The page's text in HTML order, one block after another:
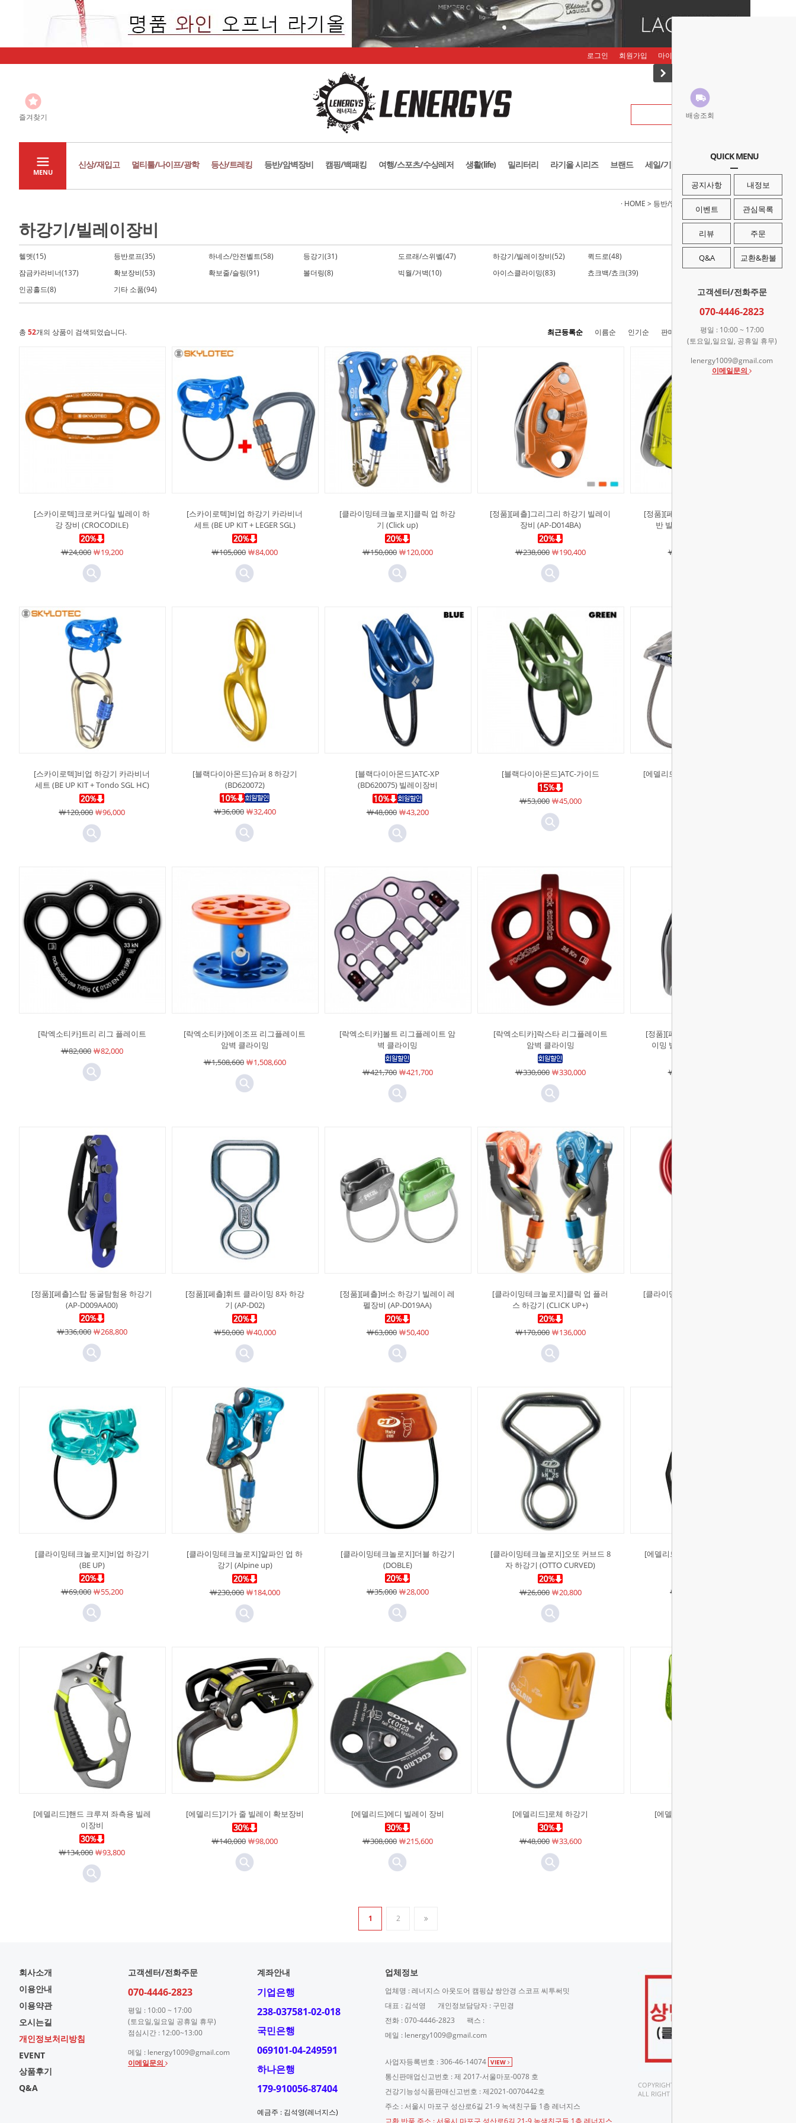
배송조회
QUICK MENU
공지사항 내정보
이벤트 관심목록
리뷰 주문
Q&A 교환&환불
고객센터/전화주문
070-4446-2823
평일 : 10:00 ~ 17:00
(토요일,일요일, 공휴일 휴무)
lenergy1009@gmail.com
이메일문의
로그인 회원가입 마이페이지
즐겨찾기
MENU
신상/재입고 멀티툴/나이프/광학 등산/트레킹 등반/암벽장비 캠핑/백패킹 여행/스포츠/수상레저 생활(life) 밀리터리 라기올 시리즈 브랜드 세일/기획존
· HOME > 등반/암벽장비
하강기/빌레이장비
헬멧(15) 등반로프(35) 하네스/안전벨트(58) 등강기(31) 도르래/스위벨(47) 하강기/빌레이장비(52) 퀵드로(48)
카라비너(81)
잠금카라비너(137)
확보장비(53) 확보줄/슬링(91) 볼더링(8) 빅월/거벽(10) 아이스클라이밍(83) 쵸크백/쵸크(39)
인공홀드(8)
기타 소품(94)
총 52개의 상품이 검색되었습니다. 최근등록순 이름순 인기순 판매순 높은가격순 낮은가격순
[스카이로텍]크로커다일 빌레이 하
강 장비 (CROCODILE)
￦24,000￦19,200
[스카이로텍]비업 하강기 카라비너
세트 (BE UP KIT + LEGER SGL)
￦105,000￦84,000
[클라이밍테크놀로지]클릭 업 하강
기 (Click up)
￦150,000￦120,000
[정품][페츨]그리그리 하강기 빌레이
장비 (AP-D014BA)
￦238,000￦190,400
[정품][페츨]그리그리 + 클라이밍 등
반 빌레이 장비 (AP-D015AA)
￦275,000
[스카이로텍]비업 하강기 카라비너
세트 (BE UP KIT + Tondo SGL HC)
￦120,000￦96,000
[블랙다이아몬드]슈퍼 8 하강기
(BD620072)
￦36,000￦32,400
[블랙다이아몬드]ATC-XP
(BD620075) 빌레이장비
￦48,000￦43,200
[블랙다이아몬드]ATC-가이드
￦53,000￦45,000
[에델리드]메가 줄 하강기 확보기 암
[락엑소티카]트리 리그 플레이트
￦82,000￦82,000
[락엑소티카]에이조프 리그플레이트
암벽 클라이밍
￦1,508,600￦1,508,600
[락엑소티카]볼트 리그플레이트 암
벽 클라이밍
￦421,700￦421,700
[락엑소티카]락스타 리그플레이트
암벽 클라이밍
￦330,000￦330,000
[정품][페츨]네옥스 암장 암벽 클라
이밍 빌레이 장비 (AP-D016AA)
￦324,000
[정품][페츨]스탑 동굴탐험용 하강기
(AP-D009AA00)
￦336,000￦268,800
[정품][페츨]휘트 클라이밍 8자 하강
기 (AP-D02)
￦50,000￦40,000
[정품][페츨]버소 하강기 빌레이 레
펠장비 (AP-D019AA)
￦63,000￦50,400
[클라이밍테크놀로지]클릭 업 플러
스 하강기 (CLICK UP+)
￦170,000￦136,000
[클라이밍테크놀로지]오또 8자 하강
[클라이밍테크놀로지]비업 하강기
(BE UP)
￦69,000￦55,200
[클라이밍테크놀로지]알파인 업 하
강기 (Alpine up)
￦230,000￦184,000
[클라이밍테크놀로지]더블 하강기
(DOBLE)
￦35,000￦28,000
[클라이밍테크놀로지]오또 커브드 8
자 하강기 (OTTO CURVED)
￦26,000￦20,800
[에델리드]핸드 크루져 우측용 빌레
￦134,000
[에델리드]핸드 크루져 좌측용 빌레
이장비
￦134,000￦93,800
[에델리드]기가 줄 빌레이 확보장비
￦140,000￦98,000
[에델리드]에디 빌레이 장비
￦308,000￦215,600
[에델리드]로체 하강기
￦48,000￦33,600
[에델리드]한니발 8자 하강기
1 2
회사소개
이용안내
이용약관
오시는길
개인정보처리방침
EVENT
상품후기
Q&A
고객센터/전화주문
070-4446-2823
평일 : 10:00 ~ 17:00
(토요일,일요일 공휴일 휴무)
점심시간 : 12:00~13:00
메일 : lenergy1009@gmail.com
이메일문의
계좌안내
기업은행
238-037581-02-018
국민은행
069101-04-249591
하나은행
179-910056-87404
예금주 : 김석영(레너지스)
업체정보
업체명 : 레너지스 아웃도어 캠핑샵 쌍안경 스코프 씨투써밋
대표 : 김석영
개인정보담당자 : 구민경
전화 : 070-4446-2823
팩스 :
메일 : lenergy1009@gmail.com
사업자등록번호 : 306-46-14074 VIEW
통신판매업신고번호 : 제 2017-서울마포-0078 호
건강기능성식품판매신고번호 : 제2021-0070442호
주소 : 서울시 마포구 성산로6길 21-9 녹색친구들 1층 레너지스
교환,반품 주소 : 서울시 마포구 성산로6길 21-9 녹색친구들 1층 레너지스
COPYRIGHT(C).
ALL RIGHT RESERVED.